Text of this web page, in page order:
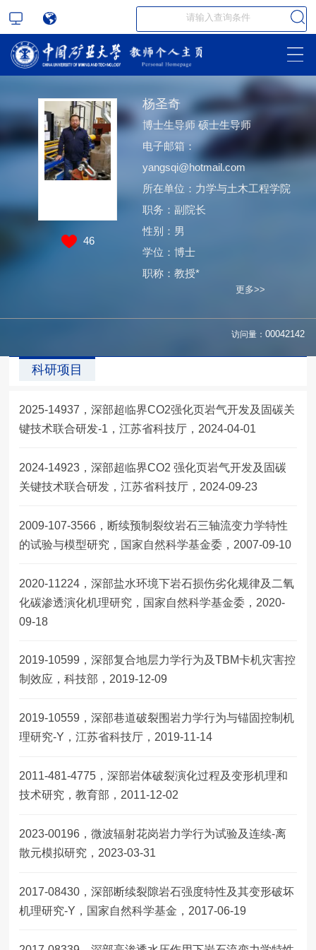
46
杨圣奇
博士生导师 硕士生导师
电子邮箱：
yangsqi@hotmail.com
所在单位：力学与土木工程学院
职务：副院长
性别：男
学位：博士
职称：教授*
更多>>
访问量： 00042142
科研项目
2025-14937，深部超临界CO2强化页岩气开发及固碳关
键技术联合研发-1，江苏省科技厅，2024-04-01
2024-14923，深部超临界CO2 强化页岩气开发及固碳
关键技术联合研发，江苏省科技厅，2024-09-23
2009-107-3566，断续预制裂纹岩石三轴流变力学特性
的试验与模型研究，国家自然科学基金委，2007-09-10
2020-11224，深部盐水环境下岩石损伤劣化规律及二氧
化碳渗透演化机理研究，国家自然科学基金委，2020-
09-18
2019-10599，深部复合地层力学行为及TBM卡机灾害控
制效应，科技部，2019-12-09
2019-10559，深部巷道破裂围岩力学行为与锚固控制机
理研究-Y，江苏省科技厅，2019-11-14
2011-481-4775，深部岩体破裂演化过程及变形机理和
技术研究，教育部，2011-12-02
2023-00196，微波辐射花岗岩力学行为试验及连续-离
散元模拟研究，2023-03-31
2017-08430，深部断续裂隙岩石强度特性及其变形破坏
机理研究-Y，国家自然科学基金，2017-06-19